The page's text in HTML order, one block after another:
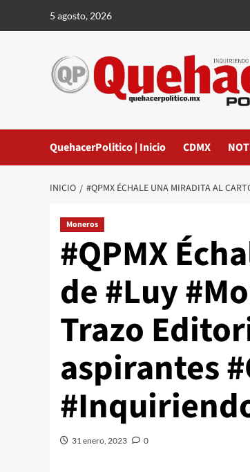
5 agosto, 2026
QuehacerPolitico | Inicio CDMX
INICIO #QPMX ÉCHALE UNA MIRADITA AL
Moneros
#QPMX
de #Luy
Trazo
aspirantes
31 enero, 2023 0